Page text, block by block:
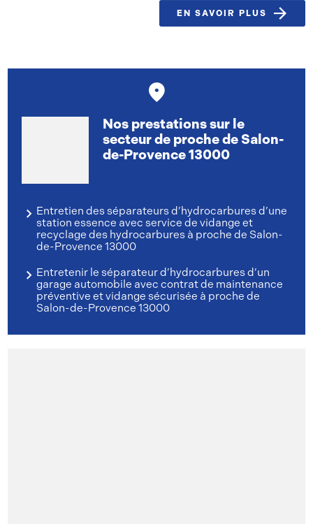
EN SAVOIR PLUS
Nos prestations sur le
secteur de proche de Salon-
de-Provence 13000
Entretien des séparateurs d’hydrocarbures d’une
station essence avec service de vidange et
recyclage des hydrocarbures à proche de Salon-
de-Provence 13000
Entretenir le séparateur d’hydrocarbures d’un
garage automobile avec contrat de maintenance
préventive et vidange sécurisée à proche de
Salon-de-Provence 13000